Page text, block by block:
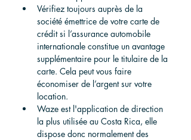
Vérifiez toujours auprès de la
société émettrice de votre carte de
crédit si l’assurance automobile
internationale constitue un avantage
supplémentaire pour le titulaire de la
carte. Cela peut vous faire
économiser de l’argent sur votre
location.
Waze est l'application de direction
la plus utilisée au Costa Rica, elle
dispose donc normalement des